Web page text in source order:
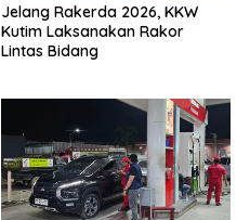
Jelang Rakerda 2026, KKW
Kutim Laksanakan Rakor
Lintas Bidang